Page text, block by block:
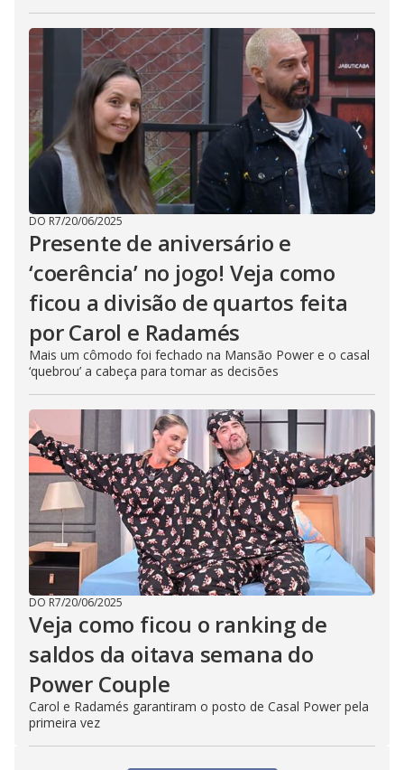
DO R7/20/06/2025
Presente de aniversário e
‘coerência’ no jogo! Veja como
ficou a divisão de quartos feita
por Carol e Radamés
Mais um cômodo foi fechado na Mansão Power e o casal
‘quebrou’ a cabeça para tomar as decisões
DO R7/20/06/2025
Veja como ficou o ranking de
saldos da oitava semana do
Power Couple
Carol e Radamés garantiram o posto de Casal Power pela
primeira vez